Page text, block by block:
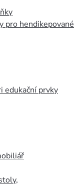
pro hendikepované
edukační prvky
,